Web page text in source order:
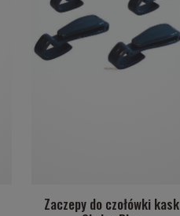
Zaczepy do czołówki kask